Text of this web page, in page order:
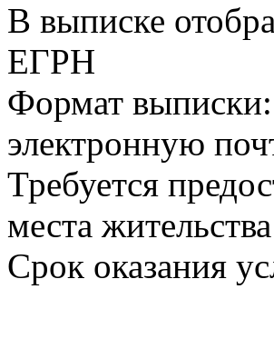
В выписке
ЕГРН
Формат выписки:
электронную
Требуется
места
Срок оказания